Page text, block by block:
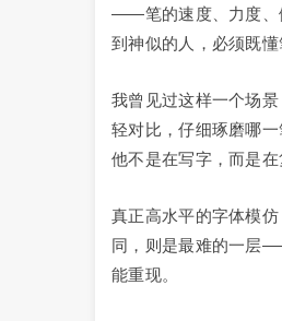
——笔的速度、力度、
到神似的人，必须既懂
我曾见过这样一个场
轻对比，仔细琢磨哪
他不是在写字，而是在
真正高水平的字体模仿
同，则是最难的一层
能重现。